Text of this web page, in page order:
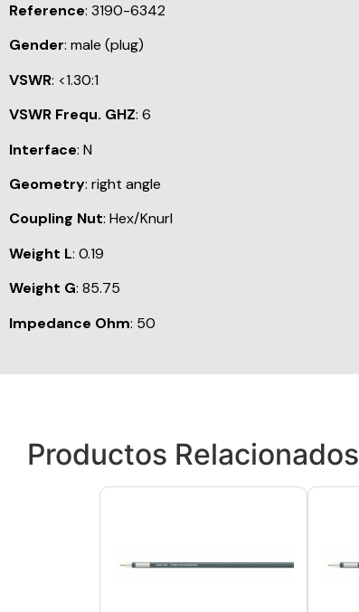
Reference: 3190-6342
Gender: male (plug)
VSWR: <1.30:1
VSWR Frequ. GHZ: 6
Interface: N
Geometry: right angle
Coupling Nut: Hex/Knurl
Weight L: 0.19
Weight G: 85.75
Impedance Ohm: 50
Productos Relacionados